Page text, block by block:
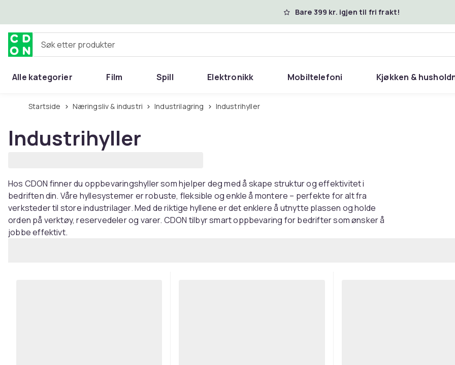
Bare 399 kr. igjen til fri frakt!
Søk etter produkter
Alle kategorier Film Spill Elektronikk Mobiltelefoni Kjøkken &
Startside Næringsliv & industri Industrilagring Industrihyller
Industrihyller
Hos CDON finner du oppbevaringshyller som hjelper deg med å skape struktur og effektivitet i
bedriften din. Våre hyllesystemer er robuste, fleksible og enkle å montere – perfekte for alt fra
verksteder til store industrilager. Med de riktige hyllene er det enklere å utnytte plassen og holde
orden på verktøy, reservedeler og varer. CDON tilbyr smart oppbevaring for bedrifter som ønsker å
jobbe effektivt.